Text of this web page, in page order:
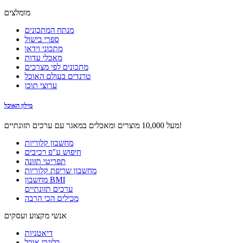
מומלצים
מנתח המתכונים
ספרי בישול
מתכוני וידאו
מאכלי עדות
מתכונים לפי מצרכים
טרנדים בעולם האוכל
ערוצי תוכן
מילון האוכל
מעל 10,000 מוצרים ומאכלים במאגר עם ערכים תזונתיים!
מחשבון קלוריות
חיפוש ע"פ רכיבים
תפריטי תזונה
מחשבון שריפת קלוריות
מחשבון BMI
ערכים תזונתיים
מכילים הכי הרבה
אנשי מקצוע ועסקים
דיאטניות